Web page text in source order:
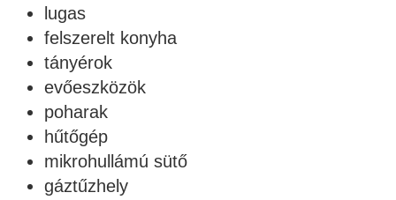
lugas
felszerelt konyha
tányérok
evőeszközök
poharak
hűtőgép
mikrohullámú sütő
gáztűzhely